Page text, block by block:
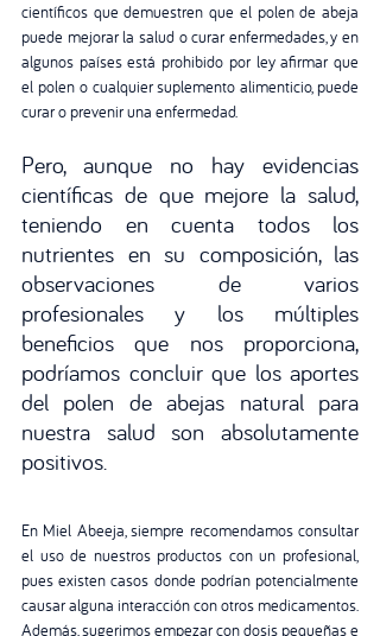
científicos que demuestren que el polen de abeja
puede mejorar la salud o curar enfermedades, y en
algunos países está prohibido por ley afirmar que
el polen o cualquier suplemento alimenticio, puede
curar o prevenir una enfermedad.
Pero, aunque no hay evidencias
científicas de que mejore la salud,
teniendo en cuenta todos los
nutrientes en su composición, las
observaciones de varios
profesionales y los múltiples
beneficios que nos proporciona,
podríamos concluir que los aportes
del polen de abejas natural para
nuestra salud son absolutamente
positivos.
En Miel Abeeja, siempre recomendamos consultar
el uso de nuestros productos con un profesional,
pues existen casos donde podrían potencialmente
causar alguna interacción con otros medicamentos.
Además, sugerimos empezar con dosis pequeñas e